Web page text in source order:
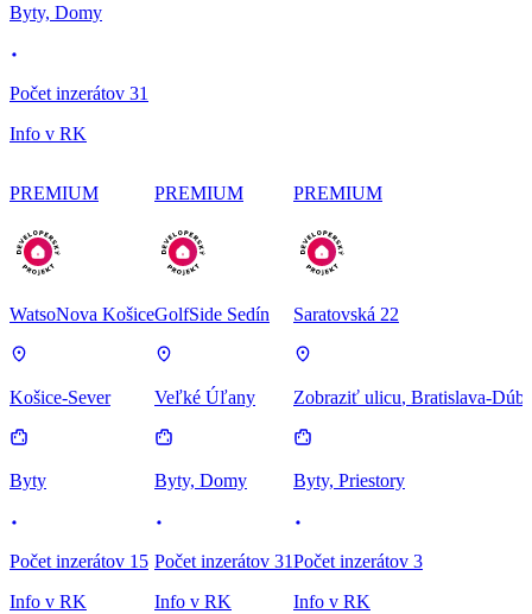
Byty, Domy
Počet inzerátov 31
Info v RK
PREMIUM
WatsoNova Košice
Košice-Sever
Byty
Počet inzerátov 15
Info v RK
PREMIUM
GolfSide Sedín
Veľké Úľany
Byty, Domy
Počet inzerátov 31
Info v RK
PREMIUM
Saratovská 22
Zobraziť ulicu, Bratislava-
Byty, Priestory
Počet inzerátov 3
Info v RK